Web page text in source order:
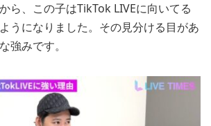
ら、この子はTikTok LIVEに向いてる
うになりました。その見分ける目があ
強みです。